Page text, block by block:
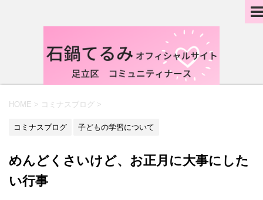
HOME > コミナスブログ >
コミナスブログ 子どもの学習について
めんどくさいけど、お正月に大事にした
い行事